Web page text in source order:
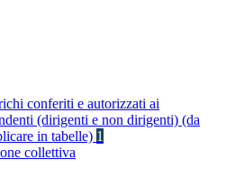
conferiti e autorizzati ai
(dirigenti e non dirigenti) (da
in tabelle) 1
collettiva